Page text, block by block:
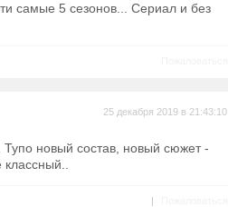
самые 5 сезонов... Сериал и без
25 декабря 2019 в 21:43:10
новый состав, новый сюжет -
|